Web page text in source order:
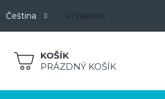
Čeština Přihlášení
NÁKUPNÍPRÁZDNÝ KOŠÍK